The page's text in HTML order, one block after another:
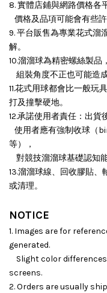
8. 實體店鋪與網路價格各
價格及品項可能會有些許
9. 平台販售為專業花式溜
解。
10.溜溜球為精密螺絲製品
組裝角度不正也可能造
11.花式用球都會比一般玩
打及撞擊硬地。
12.承諾使用者責任：出貨
使用者應有強制收球（
等），
對競技溜溜球基礎認知能
13.溜溜球線、回收膠貼
或清理。
NOTICE
1. Images are for
generated.
Slight color
screens.
2. Orders are usually